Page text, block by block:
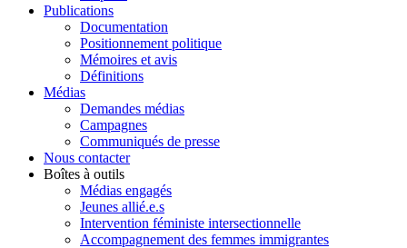
Publications
Documentation
Positionnement politique
Mémoires et avis
Définitions
Médias
Demandes médias
Campagnes
Communiqués de presse
Nous contacter
Boîtes à outils
Médias engagés
Jeunes allié.e.s
Intervention féministe intersectionnelle
Accompagnement des femmes immigrantes